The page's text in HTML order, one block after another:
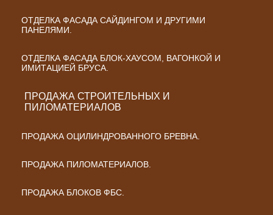
ОТДЕЛКА ФАСАДА САЙДИНГОМ И ДРУГИМИ
ПАНЕЛЯМИ.
ОТДЕЛКА ФАСАДА БЛОК-ХАУСОМ, ВАГОНКОЙ И
ИМИТАЦИЕЙ БРУСА.
ПРОДАЖА СТРОИТЕЛЬНЫХ И
ПИЛОМАТЕРИАЛОВ
ПРОДАЖА ОЦИЛИНДРОВАННОГО БРЕВНА.
ПРОДАЖА ПИЛОМАТЕРИАЛОВ.
ПРОДАЖА БЛОКОВ ФБС.